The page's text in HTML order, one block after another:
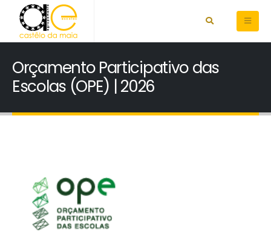
Orçamento Participativo das
Escolas (OPE) | 2026